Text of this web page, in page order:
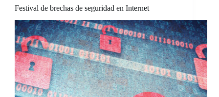
Festival de brechas de seguridad en Internet